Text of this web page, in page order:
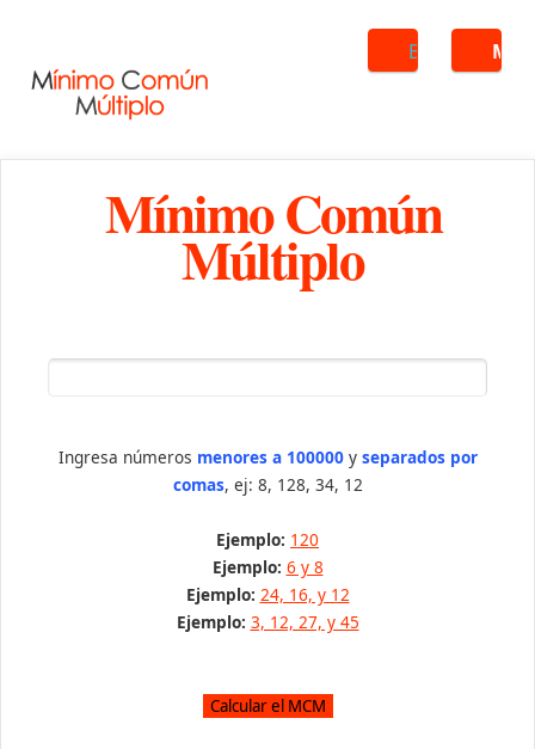
Buscar
Mínimo Común
Múltiplo
Ingresa números menores a 100000y separados por
comas, ej: 8, 128, 34, 12
Ejemplo: 120
Ejemplo: 6 y 8
Ejemplo: 24, 16, y 12
Ejemplo: 3, 12, 27, y 45